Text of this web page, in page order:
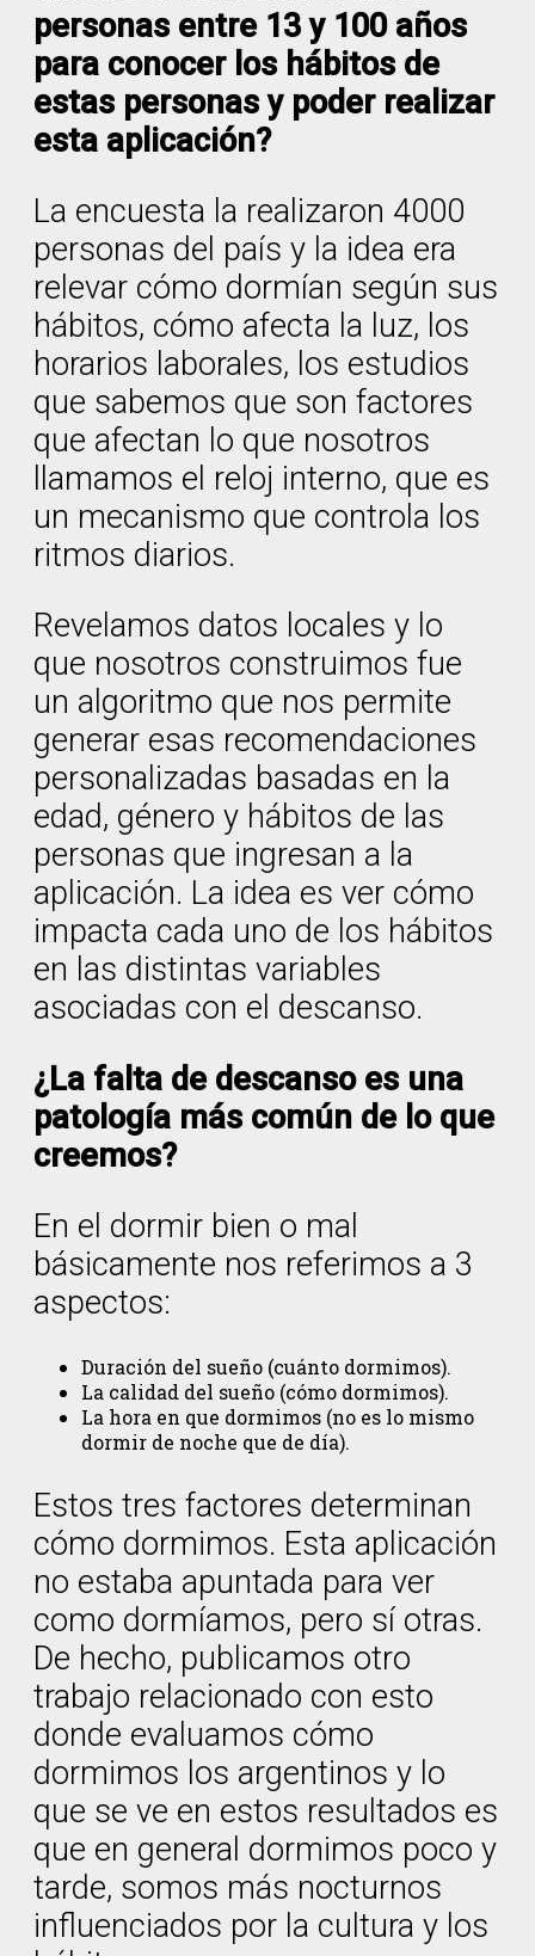
personas entre 13 y 100 años
para conocer los hábitos de
estas personas y poder realizar
esta aplicación?
La encuesta la realizaron 4000
personas del país y la idea era
relevar cómo dormían según sus
hábitos, cómo afecta la luz, los
horarios laborales, los estudios
que sabemos que son factores
que afectan lo que nosotros
llamamos el reloj interno, que es
un mecanismo que controla los
ritmos diarios.
Revelamos datos locales y lo
que nosotros construimos fue
un algoritmo que nos permite
generar esas recomendaciones
personalizadas basadas en la
edad, género y hábitos de las
personas que ingresan a la
aplicación. La idea es ver cómo
impacta cada uno de los hábitos
en las distintas variables
asociadas con el descanso.
¿La falta de descanso es una
patología más común de lo que
creemos?
En el dormir bien o mal
básicamente nos referimos a 3
aspectos:
Duración del sueño (cuánto dormimos).
La calidad del sueño (cómo dormimos).
La hora en que dormimos (no es lo mismo
dormir de noche que de día).
Estos tres factores determinan
cómo dormimos. Esta aplicación
no estaba apuntada para ver
como dormíamos, pero sí otras.
De hecho, publicamos otro
trabajo relacionado con esto
donde evaluamos cómo
dormimos los argentinos y lo
que se ve en estos resultados es
que en general dormimos poco y
tarde, somos más nocturnos
influenciados por la cultura y los